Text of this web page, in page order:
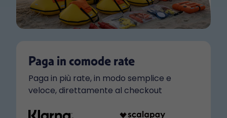
Paga in comode rate
Paga in più rate, in modo semplice e
veloce, direttamente al checkout